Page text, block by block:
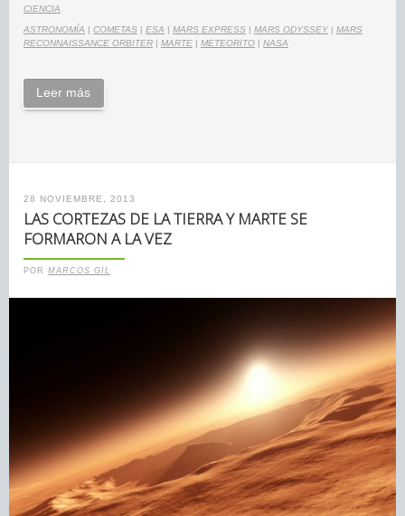
CIENCIA
ASTRONOMÍA | COMETAS | ESA | MARS EXPRESS | MARS ODYSSEY | MARS
RECONNAISSANCE ORBITER | MARTE | METEORITO | NASA
Leer más
28 NOVIEMBRE, 2013
LAS CORTEZAS DE LA TIERRA Y MARTE SE
FORMARON A LA VEZ
POR MARCOS GIL